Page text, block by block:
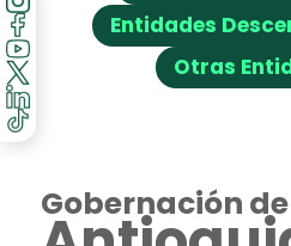
Entidades
Otras
Gobernación de